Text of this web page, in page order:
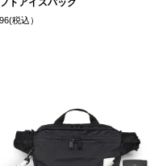
トアイスパック
税込）